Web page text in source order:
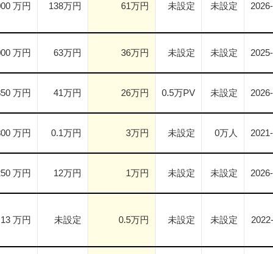
万円 138万円 61万円 未設定 未設定
万円 63万円 36万円 未設定 未設定
万円 41万円 26万円 0.5万PV 未設定
万円 0.1万円 3万円 未設定 0万人
万円 12万円 1万円 未設定 未設定
13 万円 未設定 0.5万円 未設定 未設定